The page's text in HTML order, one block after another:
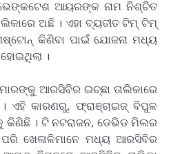
ଆୟରଙ୍କ ନାମ ନିଶ୍ଚିତ
ଅଛି । ଏହା ବ୍ୟତୀତ ଟିମ୍ ଟିମ୍
କିଣିବା ପାଇଁ ଯୋଜନା ମଧ୍ୟ
।
ଆରସିବିର ଇଚ୍ଛା ତାଲିକାରେ
ଏହି କାରଣରୁ, ଫ୍ରାଞ୍ଚାଇଜ୍ ବିପୁଳ
କିଣିଛି । ଟି ନଟରାଜନ, ଡେଭିଡ ମିଲର
ଖେଳାଳିମାନେ ମଧ୍ୟ ଆରସିବିର